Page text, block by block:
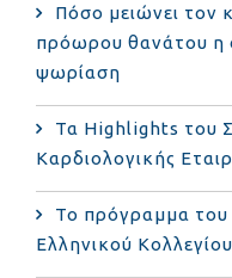
Πόσο μειώνει τον
πρόωρου θανάτου η
ψωρίαση
Τα Highlights του
Καρδιολογικής
Το πρόγραμμα του
Ελληνικού